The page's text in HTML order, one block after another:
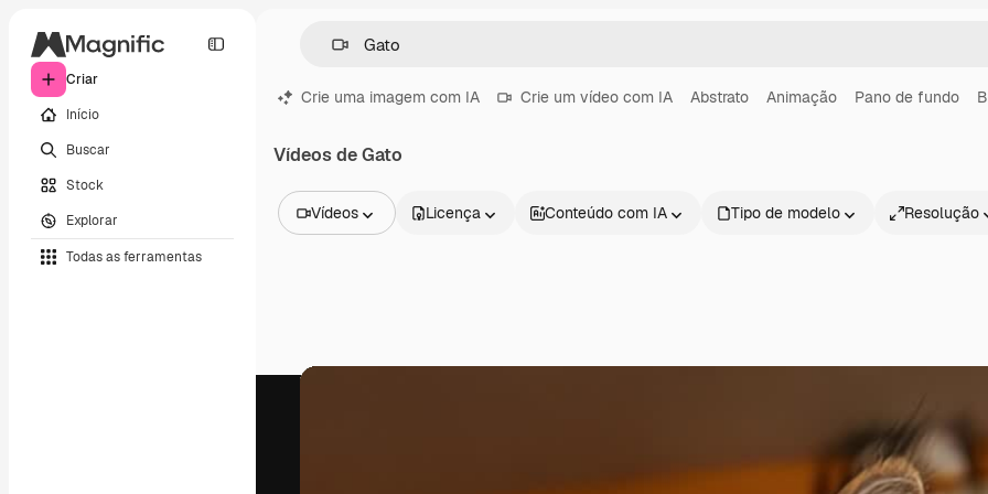
Criar
Início
Buscar
Stock
Explorar
Todas as ferramentas
Crie uma imagem com IA Crie um vídeo com IA Abstrato Animação Pano de fundo
Vídeos de Gato
Vídeos
Vídeos
Licença Conteúdo com IA Tipo de modelo Resolução
Produtos Começar